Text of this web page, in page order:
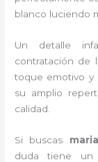
blanco luciendo
Un detalle
contratación de
toque emotivo y
su amplio
calidad.
Si buscas
duda tiene un